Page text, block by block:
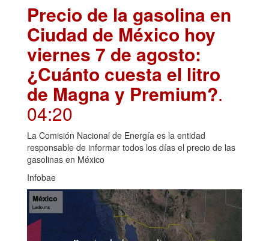
Precio de la gasolina en
Ciudad de México hoy
viernes 7 de agosto:
¿Cuánto cuesta el litro
de Magna y Premium?.
04:20
La Comisión Nacional de Energía es la entidad
responsable de informar todos los días el precio de las
gasolinas en México
Infobae